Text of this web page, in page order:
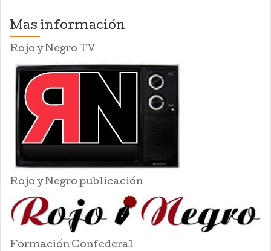
Mas información
Rojo y Negro TV
Rojo y Negro publicación
Formación Confederal